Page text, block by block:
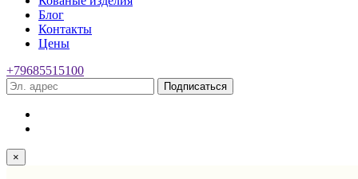
Блог
Контакты
Цены
+79685515100
Подписаться
×